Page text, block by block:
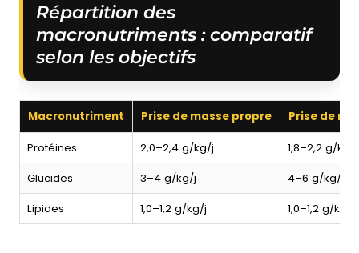
Répartition des
macronutriments : comparatif
selon les objectifs
Macronutriment Prise de masse propre Prise de
Protéines 2,0–2,4 g/kg/j
1,8–2,2 g/kg/j
Glucides
3–4 g/kg/j
4–6 g/kg/j
Lipides
1,0–1,2 g/kg/j 1,0–1,2 g/kg/j